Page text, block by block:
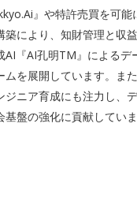
』や特許売買を可能
築により、知財管理と収
AI『AI孔明TM』によるデ
ムを展開しています。ま
ジニア育成にも注力し、
基盤の強化に貢献してい